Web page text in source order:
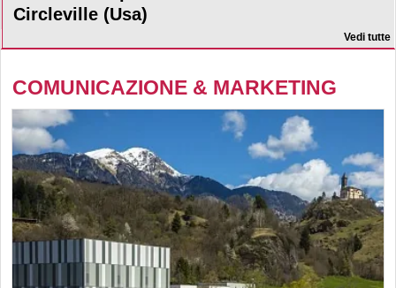
Circleville (Usa)
Vedi tutte
COMUNICAZIONE & MARKETING